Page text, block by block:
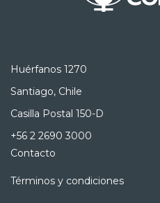
Huérfanos 1270
Santiago, Chile
Casilla Postal 150-D
+56 2 2690 3000
Contacto
Términos y condiciones